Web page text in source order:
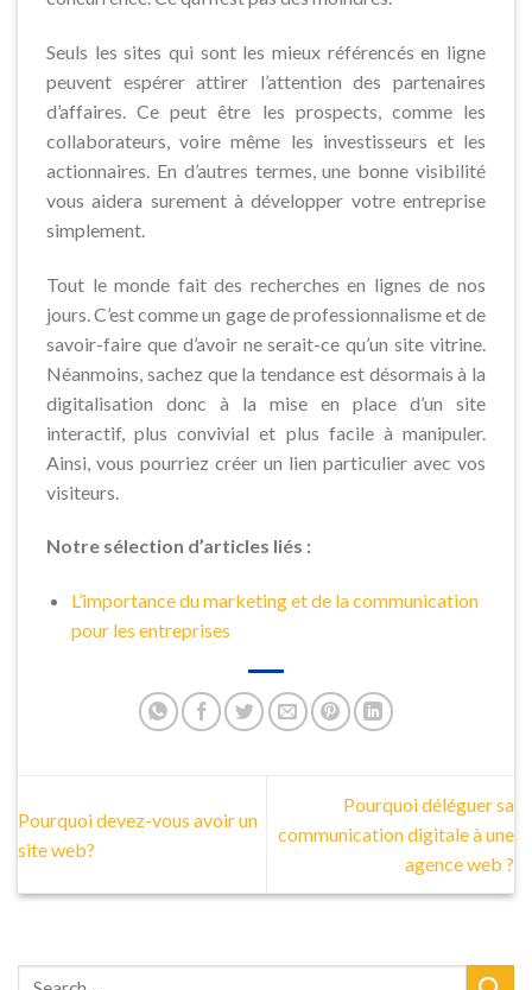
Seuls les sites qui sont les mieux référencés en ligne
peuvent espérer attirer l’attention des partenaires
d’affaires. Ce peut être les prospects, comme les
collaborateurs, voire même les investisseurs et les
actionnaires. En d’autres termes, une bonne visibilité
vous aidera surement à développer votre entreprise
simplement.
Tout le monde fait des recherches en lignes de nos
jours. C’est comme un gage de professionnalisme et de
savoir-faire que d’avoir ne serait-ce qu’un site vitrine.
Néanmoins, sachez que la tendance est désormais à la
digitalisation donc à la mise en place d’un site
interactif, plus convivial et plus facile à manipuler.
Ainsi, vous pourriez créer un lien particulier avec vos
visiteurs.
Notre sélection d’articles liés :
L’importance du marketing et de la communication
pour les entreprises
Pourquoi devez-vous avoir un
site web?
Pourquoi déléguer sa
communication digitale à une
agence web ?